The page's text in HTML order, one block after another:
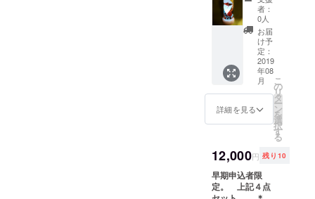
の絵柄
を選ん
でくだ
い）
ごとく
なオリ
筒ラン
タン」
あたか
も鶴が
浮遊し
ている
ような
幻想光
が癒し
ます。
A4サイ
ズの紙
を使
者：
0人
お届
け予
定：
2019
年08
月
詳細を見る
こ
の
リ
タ
ー
ン
を
選
択
す
る
12,000円 残り10
早期申込者限
定。 上記４点